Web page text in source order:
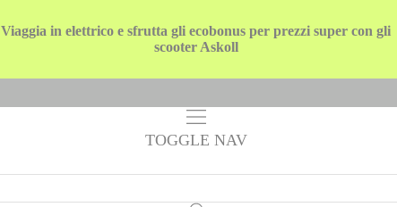
Viaggia in elettrico e sfrutta gli ecobonus per prezzi super con gli
scooter Askoll
TOGGLE NAV